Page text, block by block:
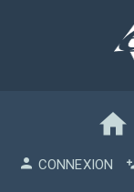
CONNEXION